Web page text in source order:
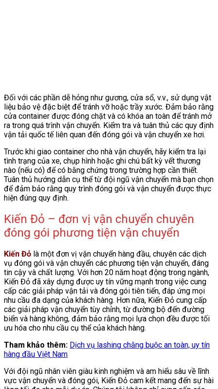
Đối với các phần dễ hỏng như gương, cửa sổ, v.v., sử dụng vật
liệu bảo vệ đặc biệt để tránh vỡ hoặc trầy xước. Đảm bảo rằng
cửa container được đóng chặt và có khóa an toàn để tránh mở
ra trong quá trình vận chuyển. Kiểm tra và tuân thủ các quy định
vận tải quốc tế liên quan đến đóng gói và vận chuyển xe hơi.
Trước khi giao container cho nhà vận chuyển, hãy kiểm tra lại
tình trạng của xe, chụp hình hoặc ghi chú bất kỳ vết thương
nào (nếu có) để có bằng chứng trong trường hợp cần thiết.
Tuân thủ hướng dẫn cụ thể từ đội ngũ vận chuyển mà bạn chọn
để đảm bảo rằng quy trình đóng gói và vận chuyển được thực
hiện đúng quy định.
Kiến Đỏ – đơn vị vận chuyển chuyên
đóng gói phương tiện vận chuyển
Kiến Đỏ là một đơn vị vận chuyển hàng đầu, chuyên các dịch
vụ đóng gói và vận chuyển các phương tiện vận chuyển, đáng
tin cậy và chất lượng. Với hơn 20 năm hoạt động trong ngành,
Kiến Đỏ đã xây dựng được uy tín vững mạnh trong việc cung
cấp các giải pháp vận tải và đóng gói tiên tiến, đáp ứng mọi
nhu cầu đa dạng của khách hàng. Hơn nữa, Kiến Đỏ cung cấp
các giải pháp vận chuyển tùy chỉnh, từ đường bộ đến đường
biển và hàng không, đảm bảo rằng mọi lựa chọn đều được tối
ưu hóa cho nhu cầu cụ thể của khách hàng.
Tham khảo thêm: Dịch vụ lashing chằng buộc an toàn, uy tín
hàng đầu Việt Nam
Với đội ngũ nhân viên giàu kinh nghiệm và am hiểu sâu về lĩnh
vực vận chuyển và đóng gói, Kiến Đỏ cam kết mang đến sự hài